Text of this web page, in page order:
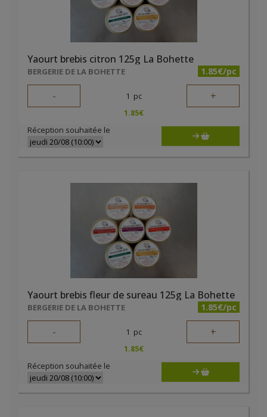
Yaourt brebis citron 125g La Bohette
BERGERIE DE LA BOHETTE 1.85€/pc
- 1 pc +
1.85€
Réception souhaitée le
Yaourt brebis fleur de sureau 125g La Bohette
BERGERIE DE LA BOHETTE 1.85€/pc
- 1 pc +
1.85€
Réception souhaitée le